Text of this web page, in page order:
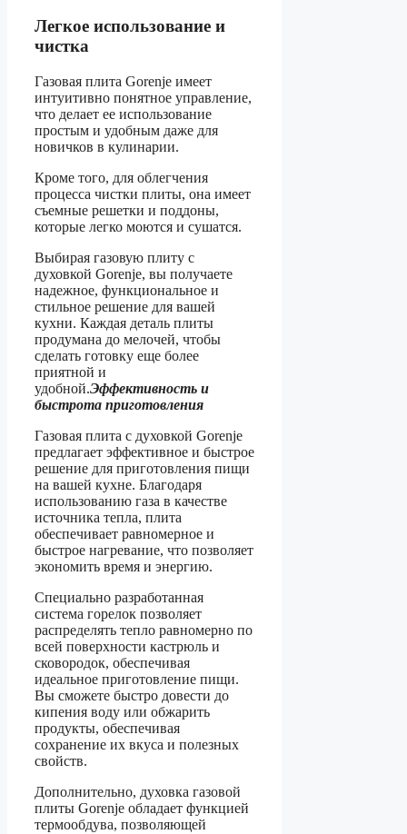
Легкое использование и
чистка
Газовая плита Gorenje имеет
интуитивно понятное управление,
что делает ее использование
простым и удобным даже для
новичков в кулинарии.
Кроме того, для облегчения
процесса чистки плиты, она имеет
съемные решетки и поддоны,
которые легко моются и сушатся.
Выбирая газовую плиту с
духовкой Gorenje, вы получаете
надежное, функциональное и
стильное решение для вашей
кухни. Каждая деталь плиты
продумана до мелочей, чтобы
сделать готовку еще более
приятной и
удобной.Эффективность и
быстрота приготовления
Газовая плита с духовкой Gorenje
предлагает эффективное и быстрое
решение для приготовления пищи
на вашей кухне. Благодаря
использованию газа в качестве
источника тепла, плита
обеспечивает равномерное и
быстрое нагревание, что позволяет
экономить время и энергию.
Специально разработанная
система горелок позволяет
распределять тепло равномерно по
всей поверхности кастрюль и
сковородок, обеспечивая
идеальное приготовление пищи.
Вы сможете быстро довести до
кипения воду или обжарить
продукты, обеспечивая
сохранение их вкуса и полезных
свойств.
Дополнительно, духовка газовой
плиты Gorenje обладает функцией
термообдува, позволяющей